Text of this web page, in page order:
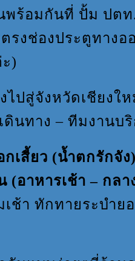
พร้อมกันที่ ปั้ม ปต
รงช่องประตูทาง
)
ไปสู่จังหวัดเชียง
นทาง – ทีมงานบ
เสี้ยว (น้ำตกรักจั
(อาหารเช้า – กลา
เช้า ทักทายระบำ